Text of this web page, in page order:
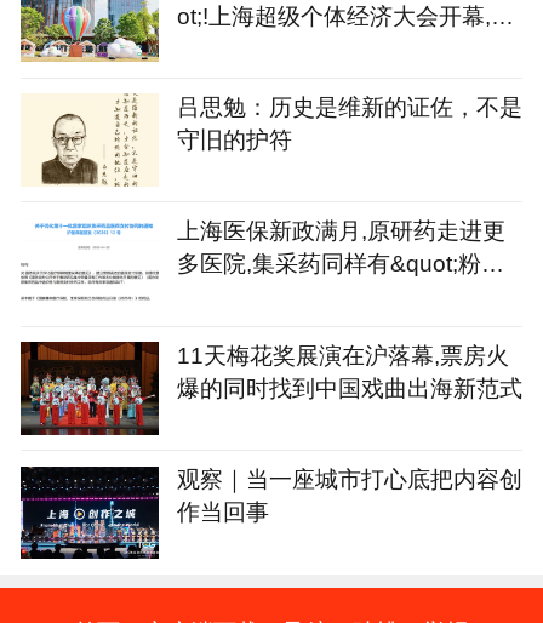
ot;!上海超级个体经济大会开幕,征
吕思勉：历史是维新的证佐，不是
守旧的护符
上海医保新政满月,原研药走进更
多医院,集采药同样有&quot;粉丝&
11天梅花奖展演在沪落幕,票房火
爆的同时找到中国戏曲出海新范式
观察｜当一座城市打心底把内容创
作当回事